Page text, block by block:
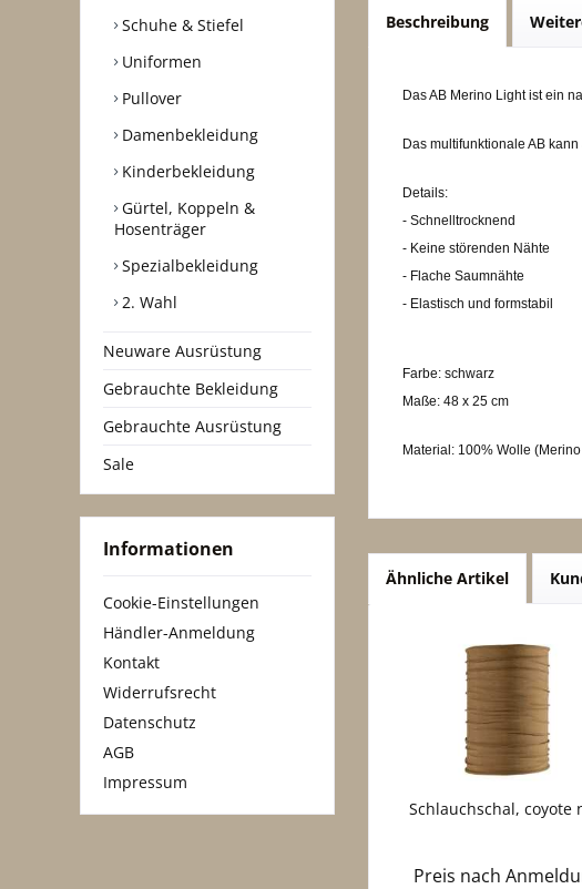
Schuhe & Stiefel
Uniformen
Pullover
Damenbekleidung
Kinderbekleidung
Gürtel, Koppeln &
Hosenträger
Spezialbekleidung
2. Wahl
Neuware Ausrüstung
Gebrauchte Bekleidung
Gebrauchte Ausrüstung
Sale
Informationen
Cookie-Einstellungen
Händler-Anmeldung
Kontakt
Widerrufsrecht
Datenschutz
AGB
Impressum
Beschreibung
Das AB Merino Light ist ein
Das multifunktionale AB
Details:
- Schnelltrocknend
- Keine störenden Nähte
- Flache Saumnähte
- Elastisch und formstabil
Farbe: schwarz
Maße: 48 x 25 cm
Material: 100% Wolle
Ähnliche Artikel
Schlauchschal, coyote
Preis nach